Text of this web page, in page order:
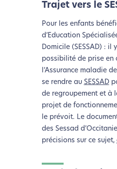
Trajet vers le
Pour les enfants
d’Education
Domicile (SESSAD) : il
possibilité de prise en
l’Assurance maladie
se rendre au SESSAD
de regroupement et à
projet de
le prévoit. Le
des Sessad
précisions sur ce sujet,